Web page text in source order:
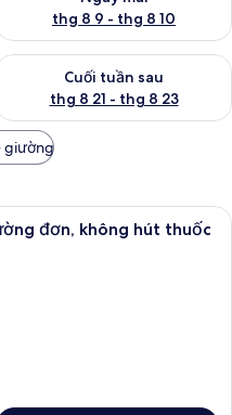
thg 8 9 - thg 8 10
từ thg 8 14 - thg 8 16
Cuối tuần sau
thg 8 21 - thg 8 23
tra lượng phòng cuối
giường
phong cách cổ điển, 1
đơn, không hút thuốc